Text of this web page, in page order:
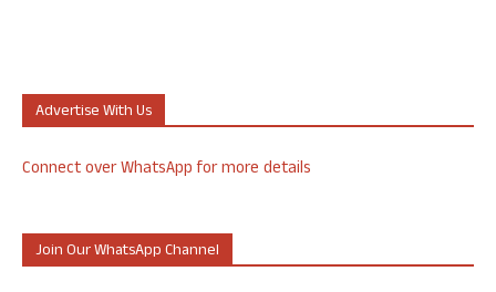
Advertise With Us
Connect over WhatsApp for more details
Join Our WhatsApp Channel